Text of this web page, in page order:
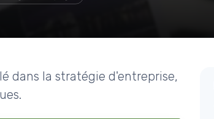
dans la stratégie d'entreprise,